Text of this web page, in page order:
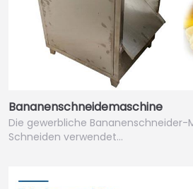
Bananenschneidemaschine
Die gewerbliche Bananenschneider-
Schneiden verwendet…